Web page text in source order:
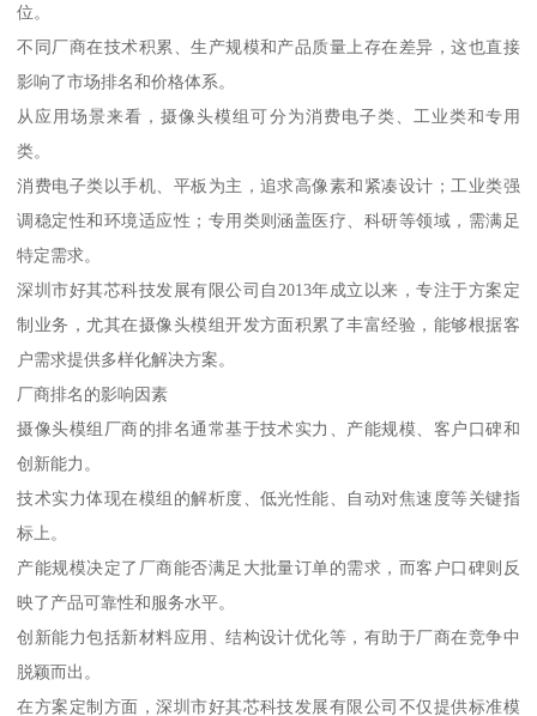
位。
不同厂商在技术积累、生产规模和产品质量上存在差异，这也直接
影响了市场排名和价格体系。
从应用场景来看，摄像头模组可分为消费电子类、工业类和专用
类。
消费电子类以手机、平板为主，追求高像素和紧凑设计；工业类强
调稳定性和环境适应性；专用类则涵盖医疗、科研等领域，需满足
特定需求。
深圳市好其芯科技发展有限公司自2013年成立以来，专注于方案定
制业务，尤其在摄像头模组开发方面积累了丰富经验，能够根据客
户需求提供多样化解决方案。
厂商排名的影响因素
摄像头模组厂商的排名通常基于技术实力、产能规模、客户口碑和
创新能力。
技术实力体现在模组的解析度、低光性能、自动对焦速度等关键指
标上。
产能规模决定了厂商能否满足大批量订单的需求，而客户口碑则反
映了产品可靠性和服务水平。
创新能力包括新材料应用、结构设计优化等，有助于厂商在竞争中
脱颖而出。
在方案定制方面，深圳市好其芯科技发展有限公司不仅提供标准模